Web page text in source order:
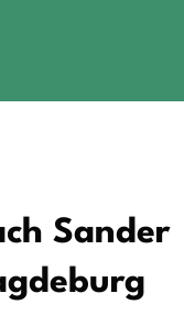
Sander